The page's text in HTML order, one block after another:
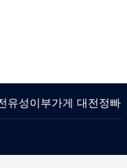
유성이부가게 대전정빠